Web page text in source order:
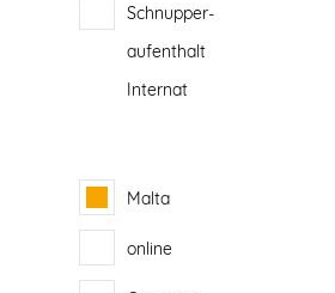
Schnupper-
aufenthalt
Internat
Malta
online